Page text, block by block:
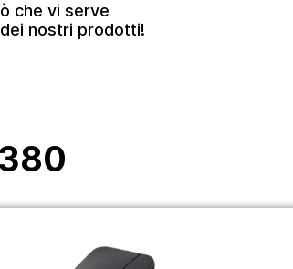
che vi serve
nostri prodotti!